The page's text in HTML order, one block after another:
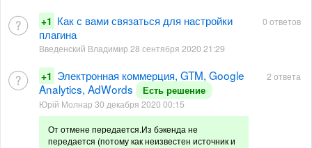
+1 Как с вами связаться для настройки
плагина
Введенский Владимир 28 сентября 2020 21:29
0 ответов
+1 Электронная коммерция, GTM, Google
Analytics, AdWords
Есть решение
Юрій Молнар 30 декабря 2020 00:15
От отмене передается.Из бэкенда не
передается (потому как неизвестен источник и
2 ответа